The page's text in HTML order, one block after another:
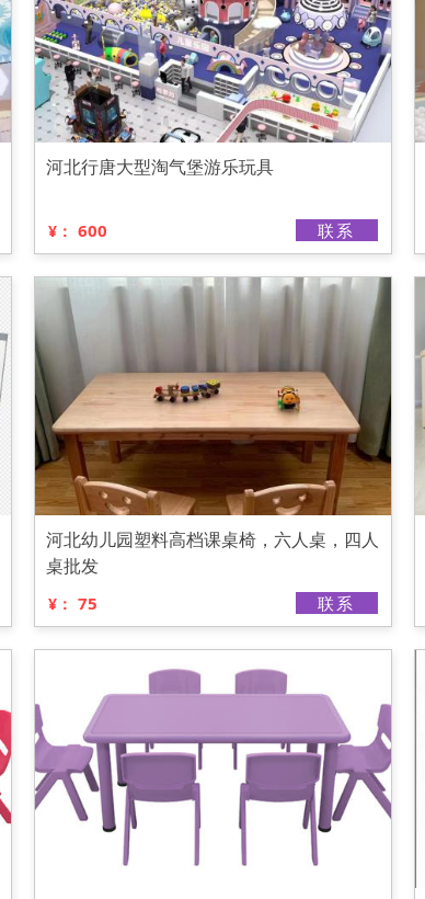
河北行唐大型淘气堡游乐玩具
¥： 600 联系
河北幼儿园塑料高档课桌椅，六人桌，四人
桌批发
¥： 75 联系